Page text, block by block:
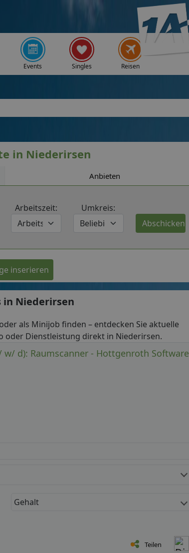
Events Singles Reisen
in Niederirsen
Anbieten
Arbeitszeit: Umkreis:
inserieren
in Niederirsen
als Minijob finden – entdecken Sie aktuelle
oder Dienstleistung direkt in Niederirsen.
d): Raumscanner - Hottgenroth Software
Gehalt
Teilen